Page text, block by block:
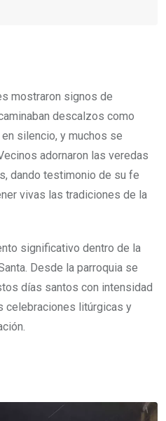
mostraron signos de
descalzos como
silencio, y muchos se
adornaron las veredas
dando testimonio de su fe
vivas las tradiciones de la
significativo dentro de la
Desde la parroquia se
días santos con intensidad
celebraciones litúrgicas y